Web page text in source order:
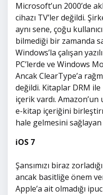
Microsoft’un 2000’de
cihazı TV’ler değildi.
aynı sene, çoğu
bilmediği bir zamanda
Windows’la çalışan
PC’lerde ve Windows
Ancak ClearType’a
değildi. Kitaplar DRM
içerik vardı.
e-kitap içeriğini
hale gelmesini
iOS 7
Şansımızı biraz
ancak basitliğe önem
Apple’a ait olmadığı